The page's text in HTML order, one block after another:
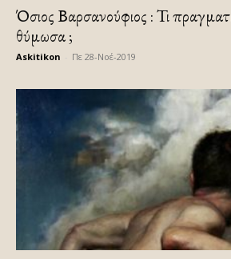
Όσιος Βαρσανούφιος : Τι
θύμωσα ;
Askitikon Πε 28-Νοέ-2019